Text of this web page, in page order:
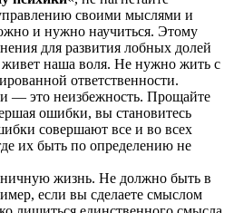
своими мыслями и
и нужно научиться. Этому
для развития лобных долей
наша воля. Не нужно жить с
ответственности.
— это неизбежность. Прощайте
ошибки, вы становитесь
совершают все и во всех
их быть по определению не
жизнь. Не должно быть в
если вы сделаете смыслом